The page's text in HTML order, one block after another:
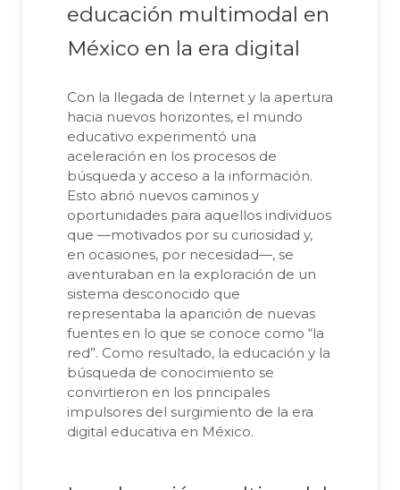
educación multimodal en
México en la era digital
Con la llegada de Internet y la apertura
hacia nuevos horizontes, el mundo
educativo experimentó una
aceleración en los procesos de
búsqueda y acceso a la información.
Esto abrió nuevos caminos y
oportunidades para aquellos individuos
que —motivados por su curiosidad y,
en ocasiones, por necesidad—, se
aventuraban en la exploración de un
sistema desconocido que
representaba la aparición de nuevas
fuentes en lo que se conoce como “la
red”. Como resultado, la educación y la
búsqueda de conocimiento se
convirtieron en los principales
impulsores del surgimiento de la era
digital educativa en México.